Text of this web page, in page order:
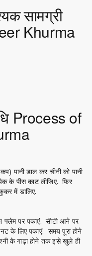
सामग्री
Khurma
Process of
डाल कर चीनी को पानी
के पीस काट लीजिए. फिर
में डालिए.
पर पकाएं. सीटी आने पर
के लिए पकाएं. समय पूरा होने
के गाढ़ा होने तक इसे खुले ही